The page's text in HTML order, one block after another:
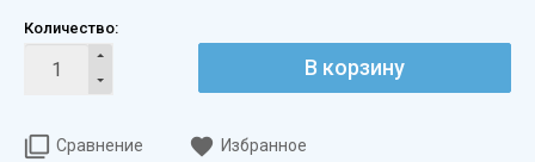
Количество:
В корзину
Сравнение Избранное